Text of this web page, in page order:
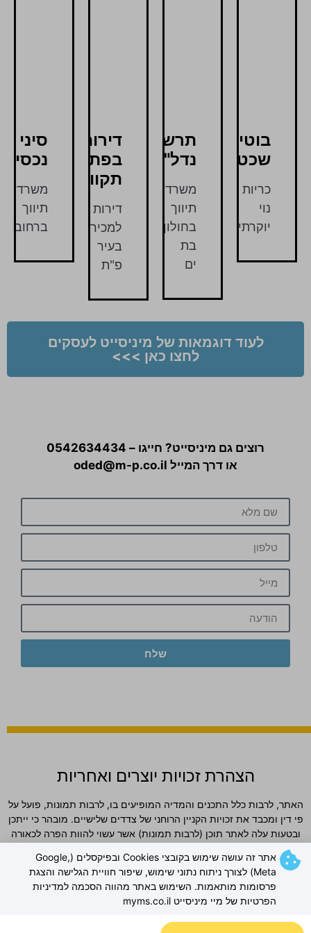
בוטיק
שכטר
כריות
נוי
יוקרתיות
תרשיש
נדל"ן
משרד
תיווך
בחולון
בת
ים
דירות
בפתח
תקווה
דירות
למכירה
בעיר
פ"ת
סיני
נכסים
משרד
תיווך
ברחובות
לעוד דוגמאות של מיניסייט לעסקים
לחצו כאן >>>
רוצים גם מיניסייט? חייגו – 0542634434
או דרך המייל oded@m-p.co.il
שלח
הצהרת זכויות יוצרים ואחריות
האתר, לרבות כלל התכנים והמדיה המופיעים בו, לרבות תמונות, פועל על
פי דין ומכבד את זכויות הקניין הרוחני של צדדים שלישיים. מובהר כי ייתכן
ובטעות עלה לאתר תוכן (לרבות תמונות) אשר עשוי להוות הפרה לכאורה
של זכויות יוצרים. מובהר ומוסכם כי למפעילי האתר לא תהיה כל אחריות
ישירה או עקיפה לכל נזק שייגרם עקב פרסום כאמור, וכי כל פנייה בדבר
חשש להפרת זכויות תיבחן באופן מיידי. ככל שנמצא כי תוכן כלשהו פוגע
בזכויות צד ג', יוסר התוכן או תינתן התייחסות אחרת לפי העניין, וזאת
מבלי שהדבר יהווה הודאה כלשהי באחריות מצד מפעילי האתר.
אתר זה עושה שימוש בקובצי Cookies ובפיקסלים (Google,
Meta) לצורך ניתוח נתוני שימוש, שיפור חוויית הגלישה והצגת
פרסומות מותאמות. השימוש באתר מהווה הסכמה למדיניות
הפרטיות של מיי מיניסייט myms.co.il